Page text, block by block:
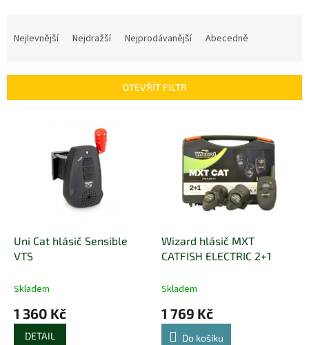
í
Nejlevnější Nejdražší Nejprodávanější Abecedně
OTEVŘÍT FILTR
Uni Cat hlásič Sensible
VTS
Skladem
1 360 Kč
DETAIL
Wizard hlásič MXT
CATFISH ELECTRIC 2+1
Skladem
1 769 Kč
Do košíku